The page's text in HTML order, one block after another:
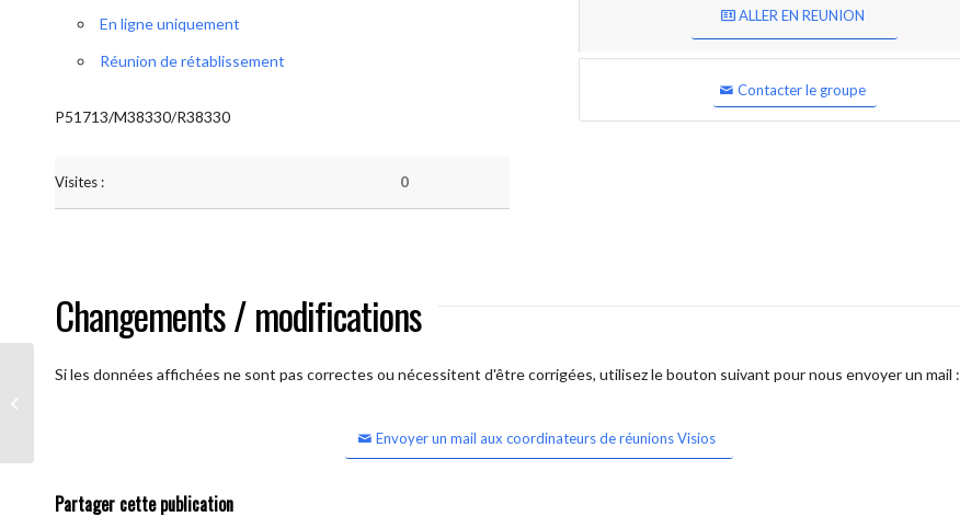
En ligne uniquement
Réunion de rétablissement
P51713/M38330/R38330
Visites : 0
ALLER EN REUNION
Contacter le groupe
Changements / modifications
Si les données affichées ne sont pas correctes ou nécessitent d'être corrigées, utilisez le bouton suivant pour nous envoyer un mail :
Envoyer un mail aux coordinateurs de réunions Visios
Partager cette publication